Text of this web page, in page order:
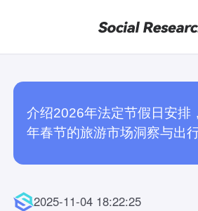
介绍2026年法定节假日安排
年春节的旅游市场洞察与出
2025-11-04 18:22:25